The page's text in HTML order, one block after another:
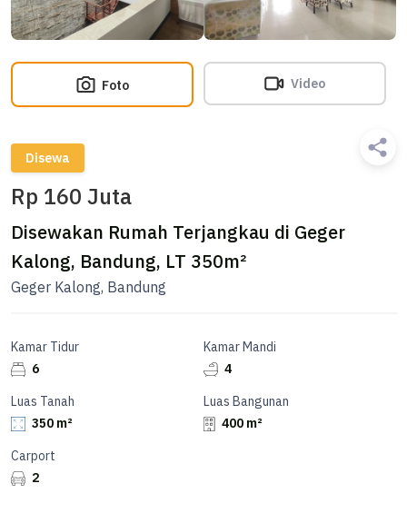
Foto Video
Disewa
Rp 160 Juta
Disewakan Rumah Terjangkau di Geger
Kalong, Bandung, LT 350m²
Geger Kalong, Bandung
Kamar Tidur
6
Kamar Mandi
4
Luas Tanah
350 m²
Luas Bangunan
400 m²
Carport
2